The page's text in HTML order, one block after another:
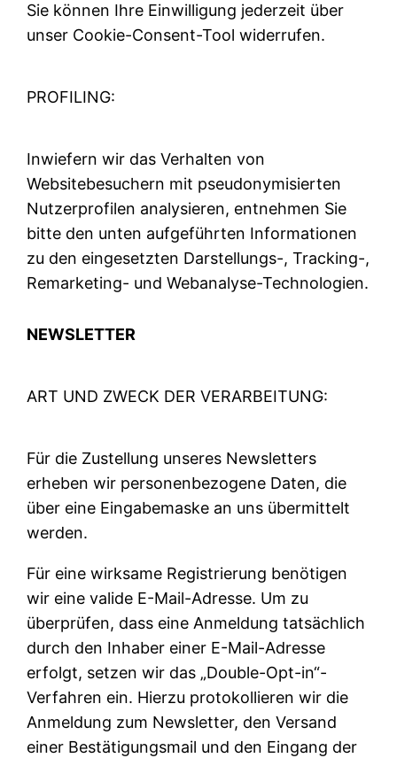
Sie können Ihre Einwilligung jederzeit über
unser Cookie-Consent-Tool widerrufen.
PROFILING:
Inwiefern wir das Verhalten von
Websitebesuchern mit pseudonymisierten
Nutzerprofilen analysieren, entnehmen Sie
bitte den unten aufgeführten Informationen
zu den eingesetzten Darstellungs-, Tracking-,
Remarketing- und Webanalyse-Technologien.
NEWSLETTER
ART UND ZWECK DER VERARBEITUNG:
Für die Zustellung unseres Newsletters
erheben wir personenbezogene Daten, die
über eine Eingabemaske an uns übermittelt
werden.
Für eine wirksame Registrierung benötigen
wir eine valide E-Mail-Adresse. Um zu
überprüfen, dass eine Anmeldung tatsächlich
durch den Inhaber einer E-Mail-Adresse
erfolgt, setzen wir das „Double-Opt-in“-
Verfahren ein. Hierzu protokollieren wir die
Anmeldung zum Newsletter, den Versand
einer Bestätigungsmail und den Eingang der